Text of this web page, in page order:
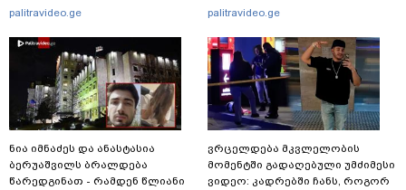
სასმელებს - რა დეტალებს
სამინისტროს საგამოძიებო
სამსახური?
palitravideo.ge
ნია იმნაძეს და ანასტასია
ბერუაშვილს ბრალდება
წარედგინათ - რამდენ წლიანი
ამ ფუნქციის წაშლა?
palitravideo.ge
ვრცელდება მკვლელობის
მომენტში გადაღებული უმძიმესი
ვიდეო: კადრებში ჩანს, როგორ